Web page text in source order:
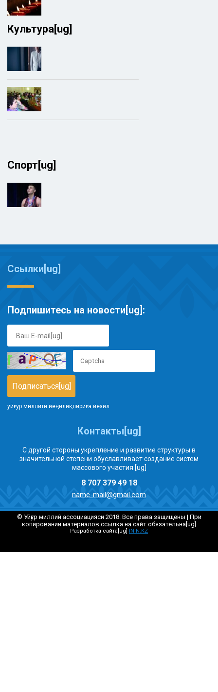
Культура[ug]
Спорт[ug]
Ссылки[ug]
Подпишитесь на новости[ug]:
уйғур миллити йеңилиқлириға йезил
Контакты[ug]
С другой стороны укрепление и развитие структуры в
значительной степени обуславливает создание систем
массового участия.[ug]
8 707 379 49 18
name-mail@gmail.com
© Уйғур миллий ассоциацияси 2018. Все права защищены | При
копировании материалов ссылка на сайт обязательна[ug]
Разработка сайта[ug] ININ.KZ